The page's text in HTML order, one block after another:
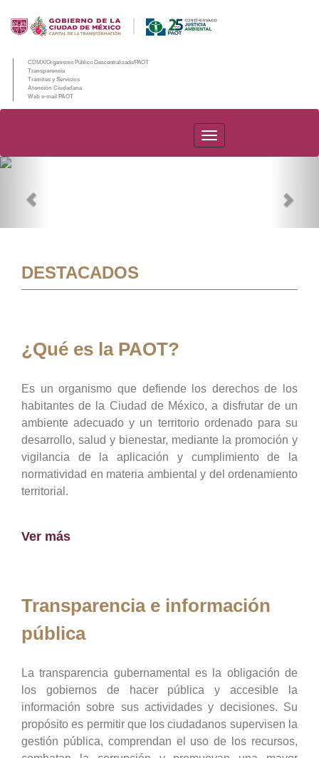
CDMX/Organismo Público Descentralizado/PAOT
Transparencia
Trámites y Servicios
Atención Ciudadana
Web e-mail PAOT
PAOT
DESTACADOS
¿Qué es la PAOT?
Es un organismo que defiende los derechos de los
habitantes de la Ciudad de México, a disfrutar de un
ambiente adecuado y un territorio ordenado para su
desarrollo, salud y bienestar, mediante la promoción y
vigilancia de la aplicación y cumplimiento de la
normatividad en materia ambiental y del ordenamiento
territorial.
Ver más
Transparencia e información
pública
La transparencia gubernamental es la obligación de
los gobiernos de hacer pública y accesible la
información sobre sus actividades y decisiones. Su
propósito es permitir que los ciudadanos supervisen la
gestión pública, comprendan el uso de los recursos,